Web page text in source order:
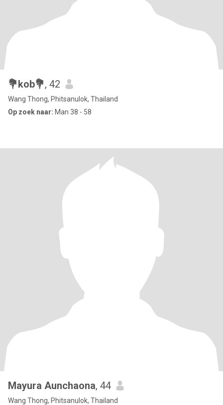
💐kob💐, 42
Wang Thong, Phitsanulok, Thailand
Op zoek naar: Man 38 - 58
Mayura Aunchaona, 44
Wang Thong, Phitsanulok, Thailand